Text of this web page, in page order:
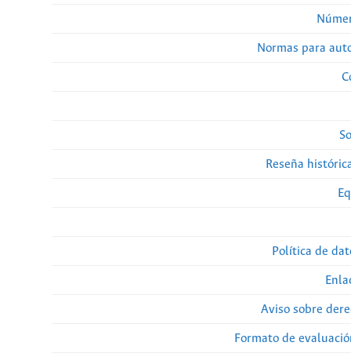
Normas para
Reseña
Política de
Aviso sobre
Formato de